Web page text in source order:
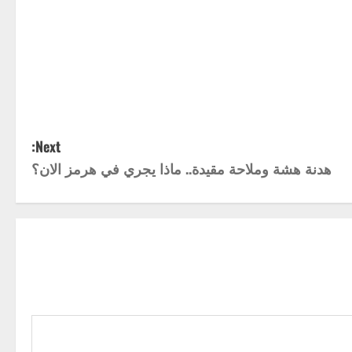
Next:
هدنة هشة وملاحة مقيدة.. ماذا يجري في هرمز الان؟